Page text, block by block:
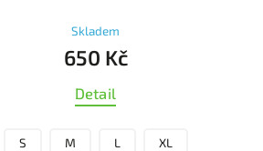
Skladem
650 Kč
Detail
S M L XL